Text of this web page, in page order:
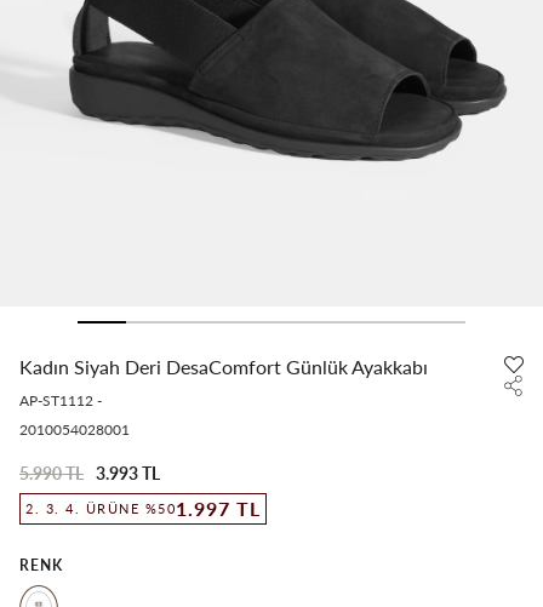
Kadın Siyah Deri DesaComfort Günlük Ayakkabı
AP-ST1112 -
2010054028001
5.990 TL 3.993 TL
2. 3. 4. ÜRÜNE %501.997 TL
RENK